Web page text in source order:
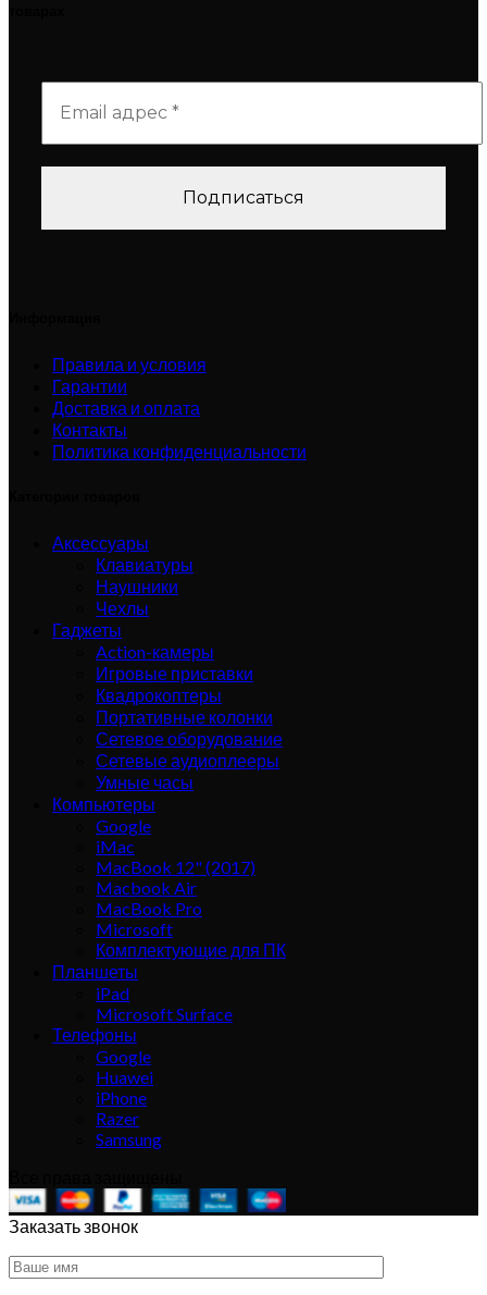
Правила и условия
Гарантии
Доставка и оплата
Контакты
Политика конфиденциальности
Аксессуары
Клавиатуры
Наушники
Чехлы
Гаджеты
Action-камеры
Игровые приставки
Квадрокоптеры
Портативные колонки
Сетевое оборудование
Сетевые аудиоплееры
Умные часы
Компьютеры
Google
iMac
MacBook 12" (2017)
Macbook Air
MacBook Pro
Microsoft
Комплектующие для ПК
Планшеты
iPad
Microsoft Surface
Телефоны
Google
Huawei
iPhone
Razer
Samsung
Заказать звонок